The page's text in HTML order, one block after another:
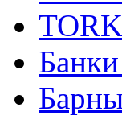
TORK